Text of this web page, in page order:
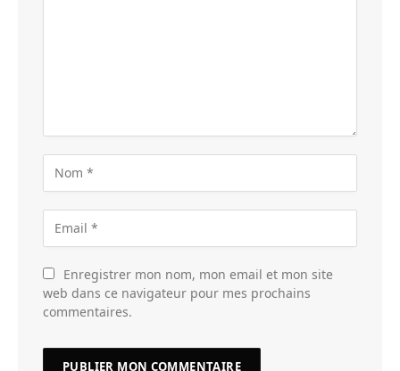
Enregistrer mon nom, mon email et mon site
web dans ce navigateur pour mes prochains
commentaires.